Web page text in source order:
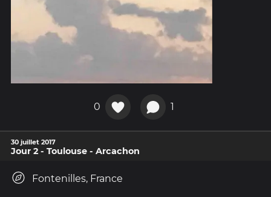
0 1
30 juillet 2017
Jour 2 - Toulouse - Arcachon
Fontenilles, France